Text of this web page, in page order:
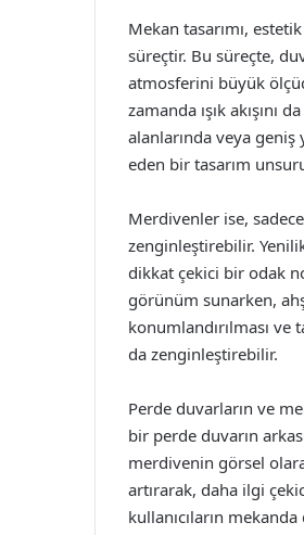
Mekan tasarımı,
süreçtir. Bu süreçte,
atmosferini büyük
zamanda ışık
alanlarında veya
eden bir tasarım
Merdivenler ise,
zenginleştirebilir.
dikkat çekici bir odak
görünüm sunarken,
konumlandırılması ve
da zenginleştirebilir.
Perde duvarların ve
bir perde duvarın
merdivenin görsel
artırarak, daha ilgi
kullanıcıların